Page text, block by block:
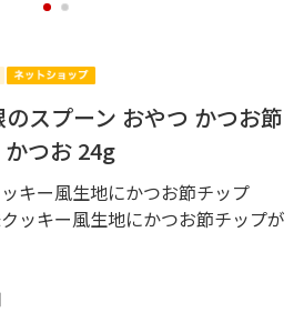
1 2
スプーン おやつ かつお節
つお 24g
キー風生地にかつお節チップ
ッキー風生地にかつお節チップが